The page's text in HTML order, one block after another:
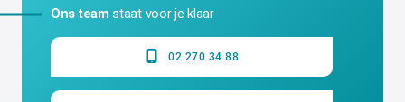
Ons team staat voor je klaar
02 270 34 88